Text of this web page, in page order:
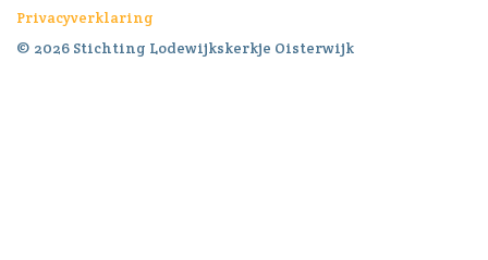
Privacyverklaring
© 2026 Stichting Lodewijkskerkje Oisterwijk